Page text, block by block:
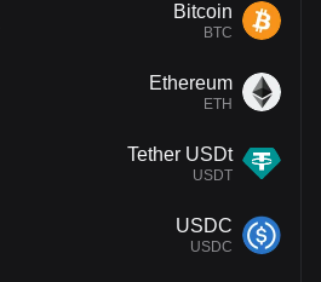
Bitcoin
BTC
Ethereum
ETH
Tether USDt
USDT
USDC
USDC